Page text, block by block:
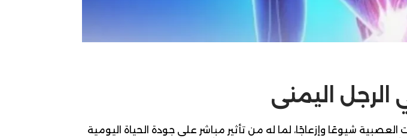
الرجل اليمنى
شيوعًا وإزعاجًا، لما له من تأثير مباشر على جودة الحياة اليومية